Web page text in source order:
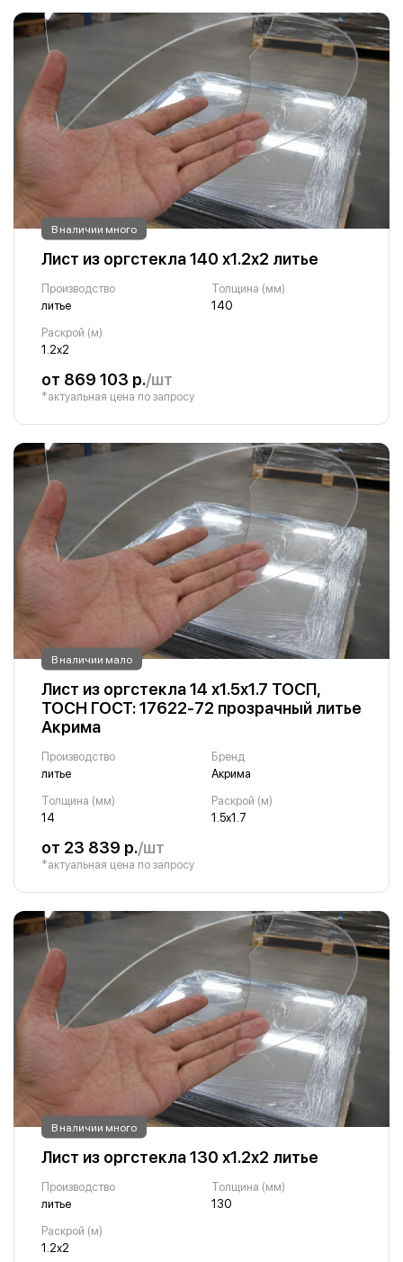
В наличии много
Лист из оргстекла 140 х1.2х2 литье
Производство
литье
Толщина (мм)
140
Раскрой (м)
1.2х2
от 869 103 р./шт
*актуальная цена по запросу
В наличии мало
Лист из оргстекла 14 х1.5х1.7 ТОСП,
ТОСН ГОСТ: 17622-72 прозрачный литье
Акрима
Производство
литье
Бренд
Акрима
Толщина (мм)
14
Раскрой (м)
1.5х1.7
от 23 839 р./шт
*актуальная цена по запросу
В наличии много
Лист из оргстекла 130 х1.2х2 литье
Производство
литье
Толщина (мм)
130
Раскрой (м)
1.2х2